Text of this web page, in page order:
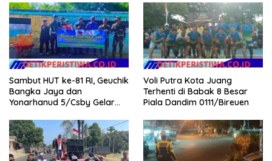
Kantor Operasional PT.Timah
Kecamatan Gantung.
Sambut HUT ke-81 RI, Geuchik
Bangka Jaya dan
Yonarhanud 5/Csby Gelar
Gerakan Indonesia Asri
Voli Putra Kota Juang
Terhenti di Babak 8 Besar
Piala Dandim 0111/Bireuen